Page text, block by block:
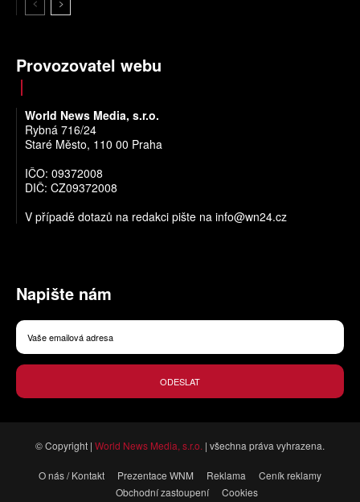
Provozovatel webu
World News Media, s.r.o.
Rybná 716/24
Staré Město, 110 00 Praha
IČO: 09372008
DIČ: CZ09372008
V případě dotazů na redakci pište na info@wn24.cz
Napište nám
ODESLAT
© Copyright | World News Media, s.r.o. | všechna práva vyhrazena.
O nás / Kontakt Prezentace WNM Reklama
Ceník reklamy
Obchodní zastoupení
Cookies